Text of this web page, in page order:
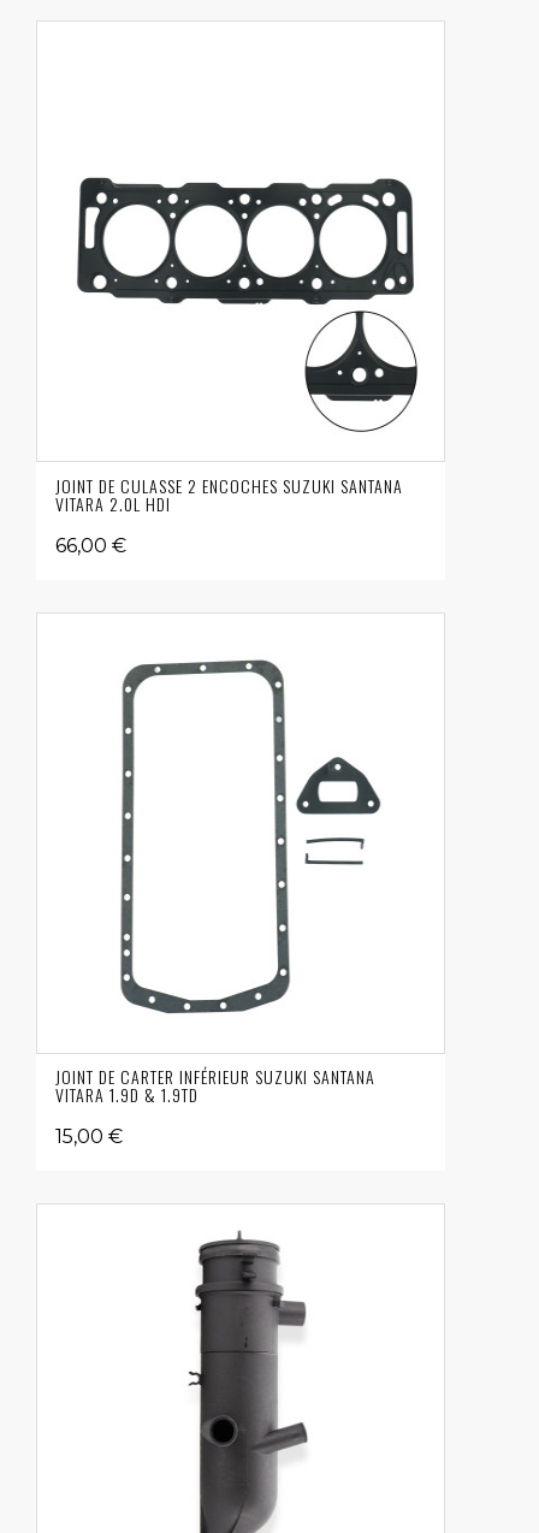
JOINT DE CULASSE 2 ENCOCHES SUZUKI SANTANA
VITARA 2.0L HDI
66,00 €
JOINT DE CARTER INFÉRIEUR SUZUKI SANTANA
VITARA 1.9D & 1.9TD
15,00 €